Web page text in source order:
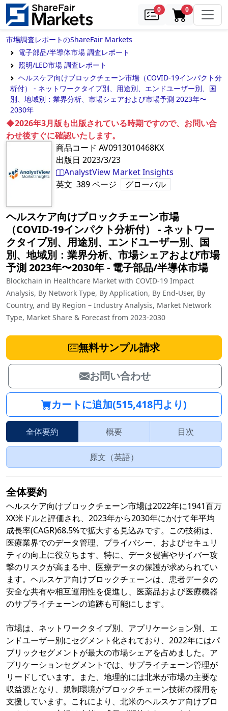
0samples0in cart
市場調査レポートのShareFair Markets
電子部品/半導体市場 調査レポート
照明/LED市場 調査レポート
ヘルスケア向けブロックチェーン市場（COVID-19インパクト分
析付） - ネットワークタイプ別、用途別、エンドユーザー別、国
別、地域別：業界分析、市場シェアおよび市場予測 2023年〜
2030年
◆2026年3月版も出版されている時期ですので、お問い合
わせ後すぐに確認いたします。
商品コード AV0913010468KX
出版日 2023/3/23
AnalystView Market Insights
英文 389ページ グローバル
ヘルスケア向けブロックチェーン市場
（COVID-19インパクト分析付） - ネットワー
クタイプ別、用途別、エンドユーザー別、国
別、地域別：業界分析、市場シェアおよび市場
予測 2023年〜2030年‐ 電子部品/半導体市場
Blockchain in Healthcare Market with COVID-19 Impact
Analysis, By Network Type, By Application, By End-User, By
Country, and By Region – Industry Analysis, Market Network
Type, Market Share & Forecast from 2023-2030
無料サンプル請求
お問い合わせ
カートに追加(515,418円より)
全体要約 概要 目次
原文（英語）
全体要約
ヘルスケア向けブロックチェーン市場は2022年に1941百万
XX米ドルと評価され、2023年から2030年にかけて年平均
成長率(CAGR)68.5%で拡大する見込みです。この技術は、
医療業界でのデータ管理、プライバシー、およびセキュリ
ティの向上に役立ちます。特に、データ侵害やサイバー攻
撃のリスクが高まる中、医療データの保護が求められてい
ます。ヘルスケア向けブロックチェーンは、患者データの
安全な共有や相互運用性を促進し、医薬品および医療機器
のサプライチェーンの追跡も可能にします。
市場は、ネットワークタイプ別、アプリケーション別、エ
ンドユーザー別にセグメント化されており、2022年にはパ
ブリックセグメントが最大の市場シェアを占めました。ア
プリケーションセグメントでは、サプライチェーン管理が
リードしています。また、地理的には北米が市場の主要な
収益源となり、規制環境がブロックチェーン技術の採用を
支援しています。これにより、北米のヘルスケア向けブロ